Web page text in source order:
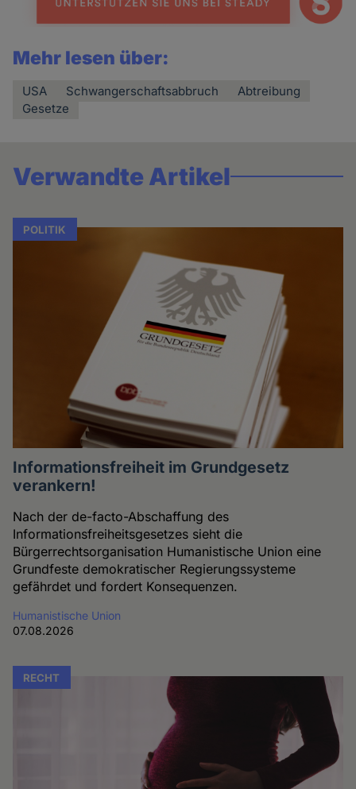
Mehr lesen über:
USA Schwangerschaftsabbruch
Abtreibung
Gesetze
Verwandte Artikel
POLITIK
Informationsfreiheit im Grundgesetz
verankern!
Nach der de-facto-Abschaffung des
Informationsfreiheitsgesetzes sieht die
Bürgerrechtsorganisation Humanistische Union eine
Grundfeste demokratischer Regierungssysteme
gefährdet und fordert Konsequenzen.
Humanistische Union
07.08.2026
RECHT